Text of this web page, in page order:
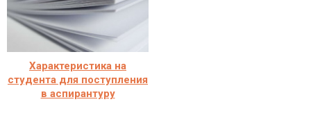
Характеристика на
студента для поступления
в аспирантуру